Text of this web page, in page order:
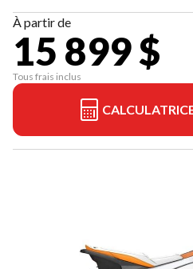
À partir de
15 899 $
Tous frais inclus